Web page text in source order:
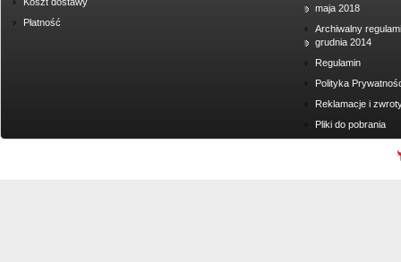
Płatność
maja 2018
Archiwalny
grudnia 2014
Regulamin
Polityka
Reklamacje i
Pliki do pobrania